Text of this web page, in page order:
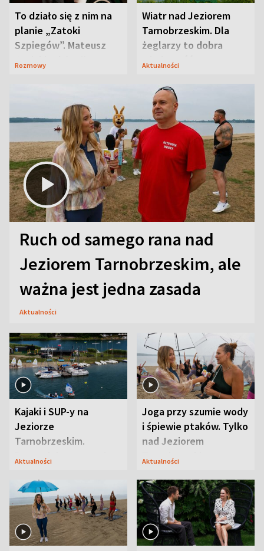
To działo się z nim na
planie „Zatoki
Szpiegów”. Mateusz
Janicki odsłonił
Rozmowy
Wiatr nad Jeziorem
Tarnobrzeskim. Dla
żeglarzy to dobra
wiadomość
Aktualności
Ruch od samego rana nad
Jeziorem Tarnobrzeskim, ale
ważna jest jedna zasada
Aktualności
Kajaki i SUP-y na
Jeziorze
Tarnobrzeskim.
Przyrodnicy zwracają
Aktualności
Joga przy szumie wody
i śpiewie ptaków. Tylko
nad Jeziorem
Tarnobrzeskim
Aktualności